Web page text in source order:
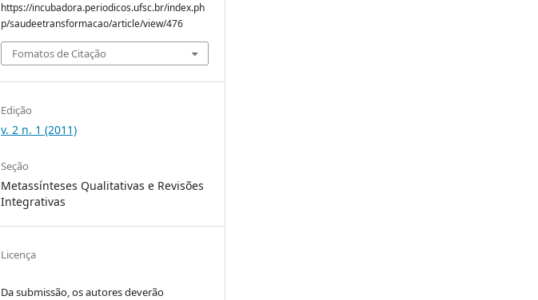
https://incubadora.periodicos.ufsc.br/index.ph
p/saudeetransformacao/article/view/476
Fomatos de Citação
Edição
v. 2 n. 1 (2011)
Seção
Metassínteses Qualitativas e Revisões
Integrativas
Licença
Da submissão, os autores deverão